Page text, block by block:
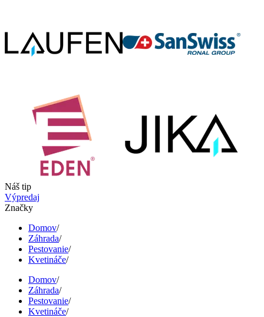
Náš tip
Výpredaj
Značky
Domov/
Záhrada/
Pestovanie/
Kvetináče/
Domov/
Záhrada/
Pestovanie/
Kvetináče/